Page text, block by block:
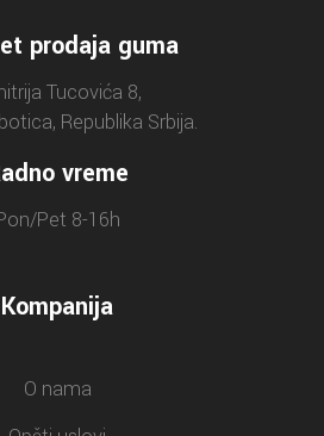
prodaja guma
Tucovića 8,
Republika Srbija.
vreme
Pet 8-16h
Kompanija
O nama